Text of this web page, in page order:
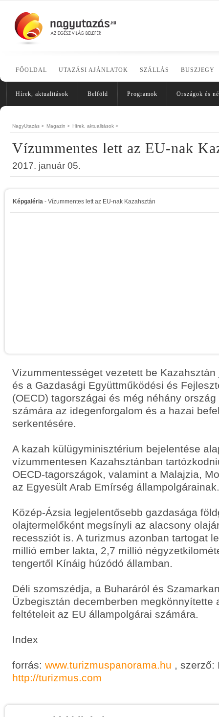
FŐOLDAL UTAZÁSI AJÁNLATOK SZÁLLÁS BUSZJEGY
Hírek, aktualitások Belföld Programok Országok és
NagyUtazás > Magazin > Hírek, aktualitások >
Vízummentes lett az EU-nak
2017. január 05.
Képgaléria - Vízummentes lett az EU-nak Kazahsztán
Vízummentességet vezetett be
és a Gazdasági Együttműködési és
(OECD) tagországai és még néhány
számára az idegenforgalom és a hazai
serkentésére.
A kazah külügyminisztérium bejelentése
vízummentesen Kazahsztánban
OECD-tagországok, valamint a Malajzia,
az Egyesült Arab Emírség állampolgárainak.
Közép-Ázsia legjelentősebb gazdasága
olajtermelőként megsínyli az alacsony
recessziót is. A turizmus azonban tartogat
millió ember lakta, 2,7 millió
tengertől Kínáig húzódó államban.
Déli szomszédja, a Buharáról és
Üzbegisztán decemberben megkönnyítette
feltételeit az EU állampolgárai számára.
Index
forrás: www.turizmuspanorama.hu , szerző:
http://turizmus.com